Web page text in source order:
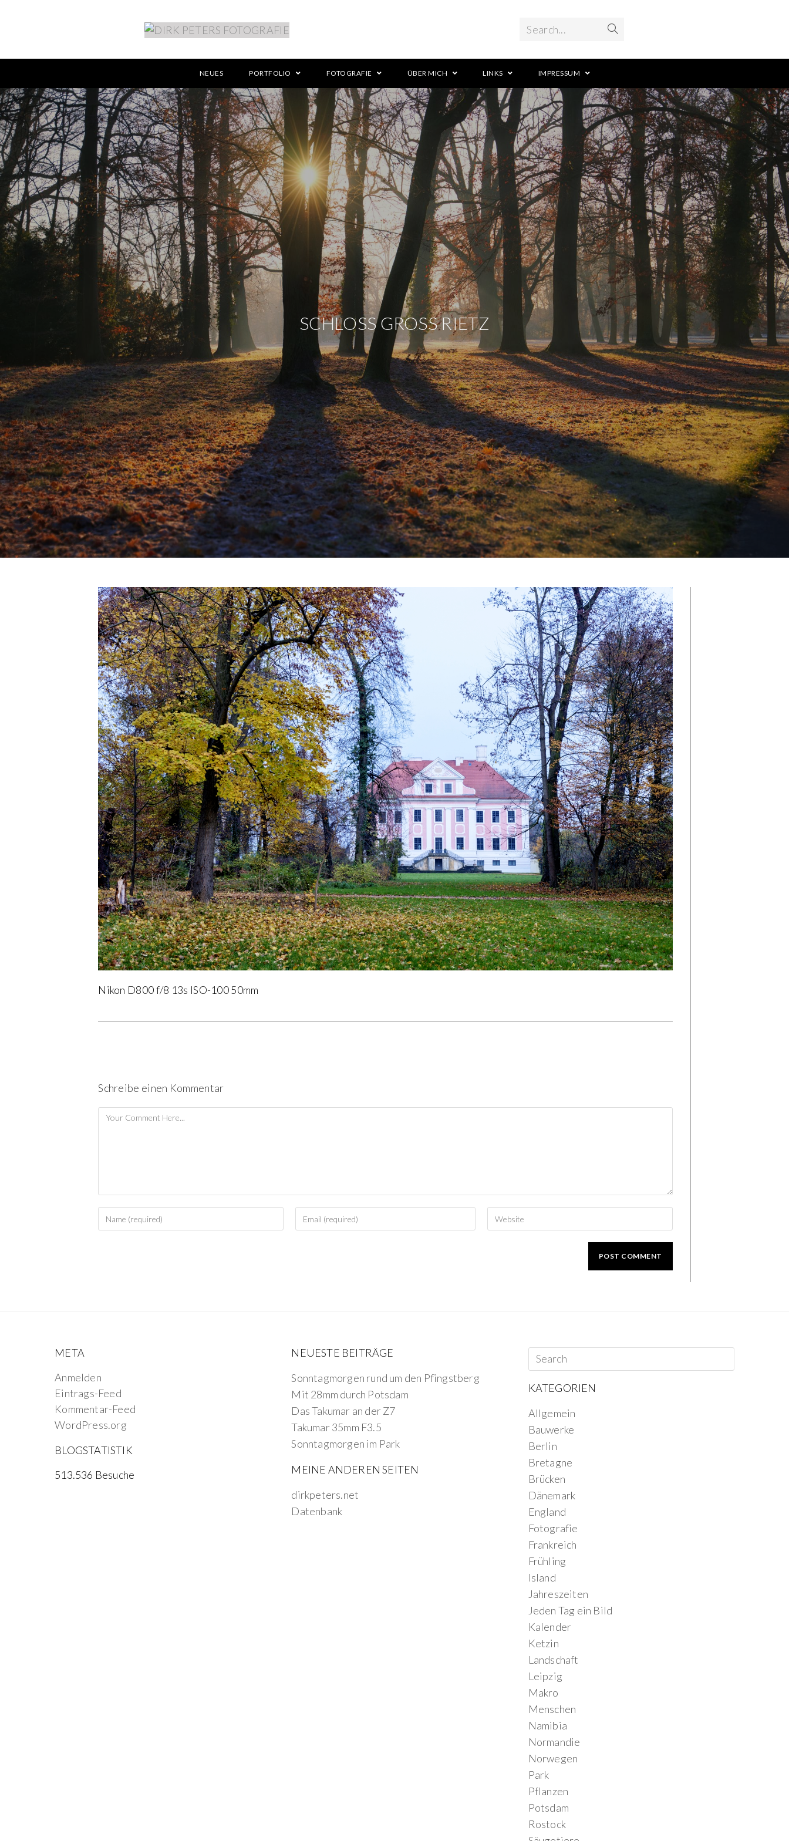
Search...
NEUES PORTFOLIO FOTOGRAFIE ÜBER MICH LINKS IMPRESSUM
SCHLOSS GROSS RIETZ
Nikon D800 f/8 13s ISO-100 50mm
Schreibe einen Kommentar
META
Anmelden
Eintrags-Feed
Kommentar-Feed
WordPress.org
BLOGSTATISTIK
513.536 Besuche
NEUESTE BEITRÄGE
Sonntagmorgen rund um den Pfingstberg
Mit 28mm durch Potsdam
Das Takumar an der Z7
Takumar 35mm F3.5
Sonntagmorgen im Park
MEINE ANDEREN SEITEN
dirkpeters.net
Datenbank
KATEGORIEN
Allgemein
Bauwerke
Berlin
Bretagne
Brücken
Dänemark
England
Fotografie
Frankreich
Frühling
Island
Jahreszeiten
Jeden Tag ein Bild
Kalender
Ketzin
Landschaft
Leipzig
Makro
Menschen
Namibia
Normandie
Norwegen
Park
Pflanzen
Potsdam
Rostock